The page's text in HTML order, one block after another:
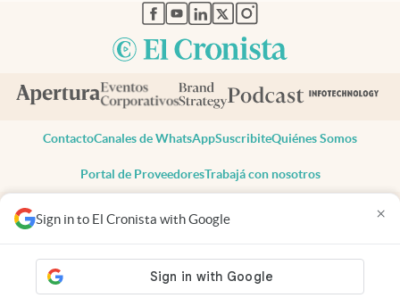
Sign in to El Cronista with Google ×
abre en nueva pestaña
abre en nueva pestaña
abre en nueva pestaña
abre en nueva pestaña
abre en nueva pestaña
ContactoCanales de WhatsAppSuscribiteQuiénes Somos
Portal de ProveedoresTrabajá con nosotros
Todos los derechos reservados
Privacidad
Consentimiento